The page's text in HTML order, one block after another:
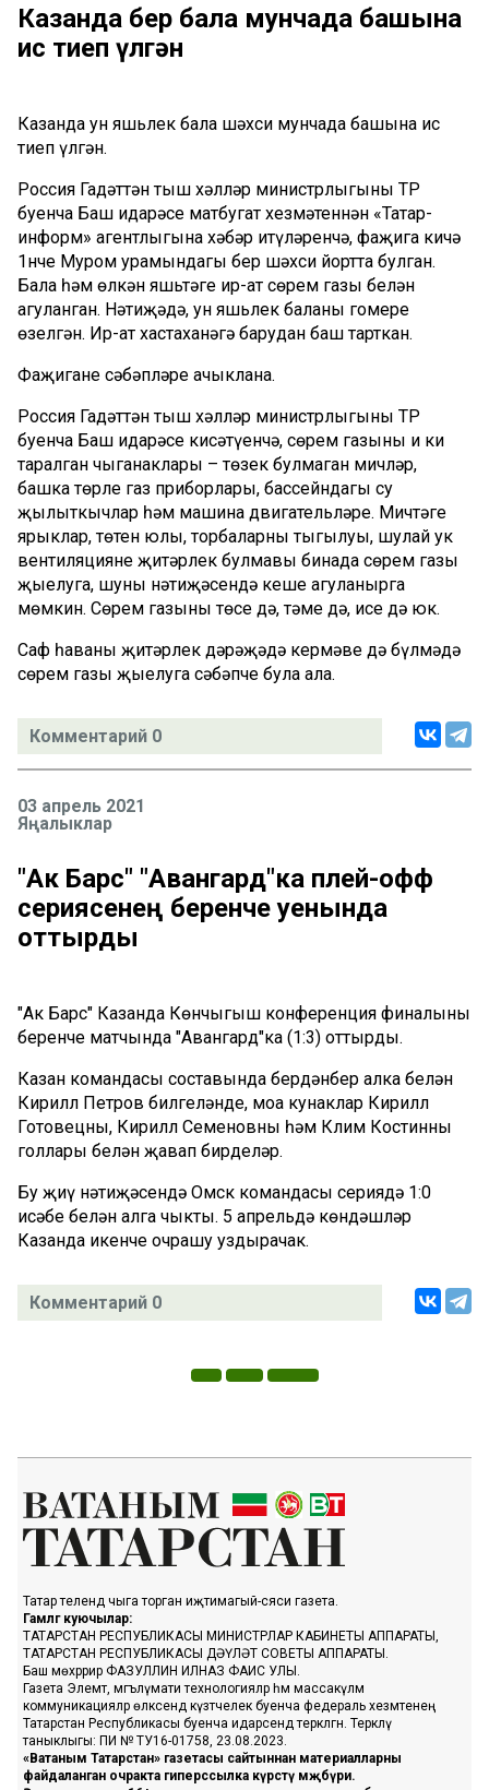
Казанда бер бала мунчада башына
ис тиеп үлгән
Казанда ун яшьлек бала шәхси мунчада башына ис
тиеп үлгән.
Россия Гадәттән тыш хәлләр министрлыгының ТР
буенча Баш идарәсе матбугат хезмәтеннән «Татар-
информ» агентлыгына хәбәр итүләренчә, фаҗига кичә
1нче Муром урамындагы бер шәхси йортта булган.
Бала һәм өлкән яшьтәге ир-ат сөрем газы белән
агуланган. Нәтиҗәдә, ун яшьлек баланың гомере
өзелгән. Ир-ат хастаханәгә барудан баш тарткан.
Фаҗиганең сәбәпләре ачыклана.
Россия Гадәттән тыш хәлләр министрлыгының ТР
буенча Баш идарәсе кисәтүенчә, сөрем газының иң киң
таралган чыганаклары – төзек булмаган мичләр,
башка төрле газ приборлары, бассейндагы су
җылыткычлар һәм машина двигательләре. Мичтәге
ярыклар, төтен юлы, торбаларның тыгылуы, шулай ук
вентиляциянең җитәрлек булмавы бинада сөрем газы
җыелуга, шуның нәтиҗәсендә кеше агуланырга
мөмкин. Сөрем газының төсе дә, тәме дә, исе дә юк.
Саф һаваның җитәрлек дәрәҗәдә кермәве дә бүлмәдә
сөрем газы җыелуга сәбәпче була ала.
Комментарий 0
03 апрель 2021
Яңалыклар
"Ак Барс" "Авангард"ка плей-офф
сериясенең беренче уенында
оттырды
"Ак Барс" Казанда Көнчыгыш конференция финалының
беренче матчында "Авангард"ка (1:3) оттырды.
Казан командасы составында бердәнбер алка белән
Кирилл Петров билгеләнде, моңа кунаклар Кирилл
Готовецның, Кирилл Семеновның һәм Клим Костинның
голлары белән җавап бирделәр.
Бу җиңү нәтиҗәсендә Омск командасы сериядә 1:0
исәбе белән алга чыкты. 5 апрельдә көндәшләр
Казанда икенче очрашу уздырачак.
Комментарий 0
Татар телендә чыга торган иҗтимагый-сәяси газета.
Гамәлгә куючылар:
ТАТАРСТАН РЕСПУБЛИКАСЫ МИНИСТРЛАР КАБИНЕТЫ АППАРАТЫ,
ТАТАРСТАН РЕСПУБЛИКАСЫ ДӘҮЛӘТ СОВЕТЫ АППАРАТЫ.
Баш мөхәррир ФАЗУЛЛИН ИЛНАЗ ФАИС УЛЫ.
Газета Элемтә, мәгълүмати технологияләр һәм массакүләм
коммуникацияләр өлкәсендә күзәтчелек буенча федераль хезмәтенең
Татарстан Республикасы буенча идарәсендә теркәлгән. Теркәлү
таныклыгы: ПИ № ТУ16-01758, 23.08.2023.
«Ватаным Татарстан» газетасы сайтыннан материалларны
файдаланган очракта гиперссылка күрсәтү мәҗбүри.